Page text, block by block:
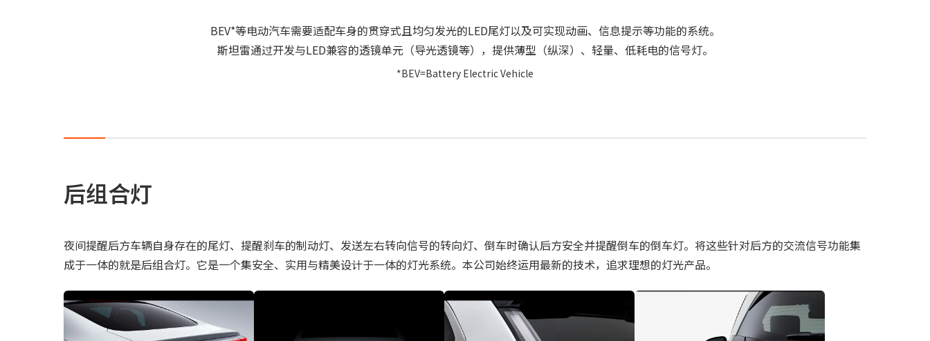
BEV*等电动汽车需要适配车身的贯穿式且均匀发光的LED尾灯以及可实现动画、信息提示等功能的系统。
斯坦雷通过开发与LED兼容的透镜单元（导光透镜等），提供薄型（纵深）、轻量、低耗电的信号灯。
*BEV=Battery Electric Vehicle
后组合灯
夜间提醒后方车辆自身存在的尾灯、提醒刹车的制动灯、发送左右转向信号的转向灯、倒车时确认后方安全并提醒倒车的倒车灯。将这些针对后方的交流信号功能集
成于一体的就是后组合灯。它是一个集安全、实用与精美设计于一体的灯光系统。本公司始终运用最新的技术，追求理想的灯光产品。